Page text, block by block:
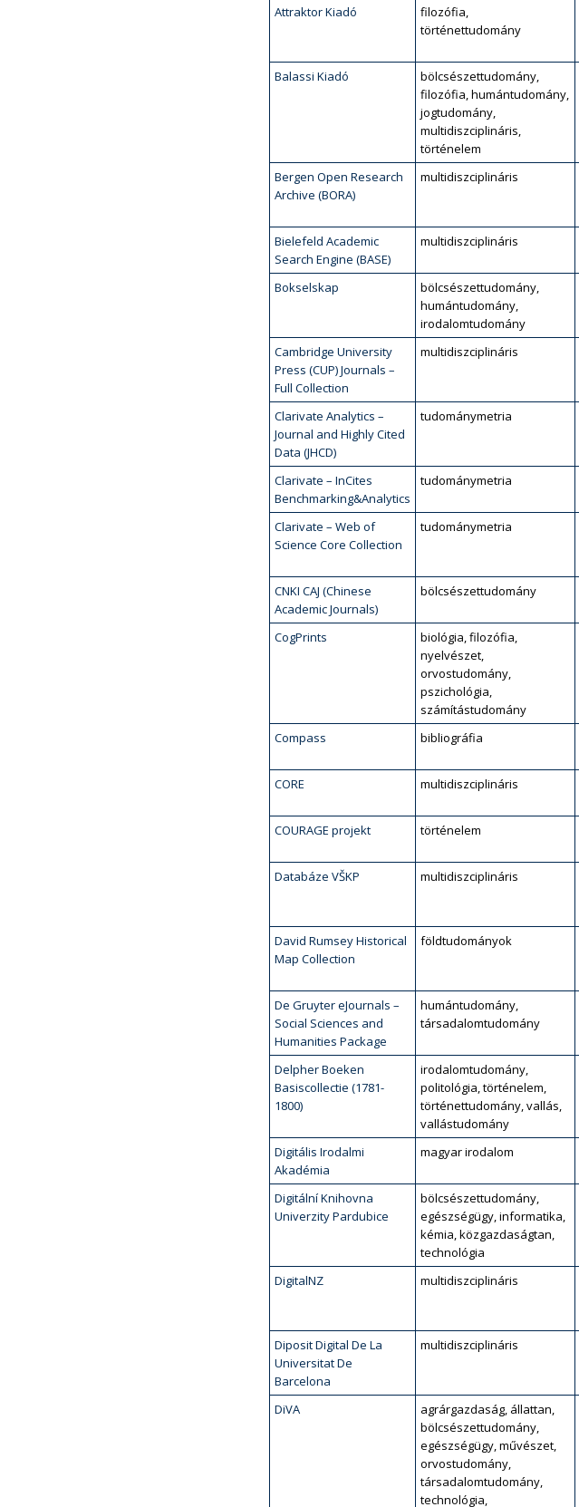
Attraktor Kiadó
filozófia,
történettudomány
Balassi Kiadó
bölcsészettudomány,
filozófia, humántudomány,
jogtudomány,
multidiszciplináris,
történelem
Bergen Open Research
Archive (BORA)
multidiszciplináris
Bielefeld Academic
Search Engine (BASE)
multidiszciplináris
Bokselskap
bölcsészettudomány,
humántudomány,
irodalomtudomány
Cambridge University
Press (CUP) Journals –
Full Collection
multidiszciplináris
Clarivate Analytics –
Journal and Highly Cited
Data (JHCD)
tudománymetria
Clarivate – InCites
Benchmarking&Analytics
tudománymetria
Clarivate – Web of
Science Core Collection
tudománymetria
CNKI CAJ (Chinese
Academic Journals)
bölcsészettudomány
CogPrints
biológia, filozófia,
nyelvészet,
orvostudomány,
pszichológia,
számítástudomány
Compass bibliográfia
CORE
multidiszciplináris
COURAGE projekt
történelem
Databáze VŠKP
multidiszciplináris
David Rumsey Historical
Map Collection
földtudományok
De Gruyter eJournals –
Social Sciences and
Humanities Package
humántudomány,
társadalomtudomány
Delpher Boeken
Basiscollectie (1781-
1800)
irodalomtudomány,
politológia, történelem,
történettudomány, vallás,
vallástudomány
Digitális Irodalmi
Akadémia
magyar irodalom
Digitální Knihovna
Univerzity Pardubice
bölcsészettudomány,
egészségügy, informatika,
kémia, közgazdaságtan,
technológia
DigitalNZ multidiszciplináris
Diposit Digital De La
Universitat De
Barcelona
multidiszciplináris
DiVA
agrárgazdaság, állattan,
bölcsészettudomány,
egészségügy, művészet,
orvostudomány,
társadalomtudomány,
technológia,